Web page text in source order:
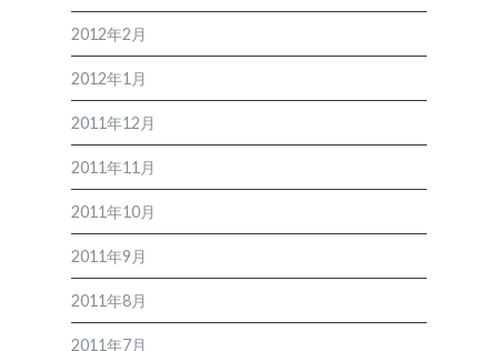
2012年2月
2012年1月
2011年12月
2011年11月
2011年10月
2011年9月
2011年8月
2011年7月